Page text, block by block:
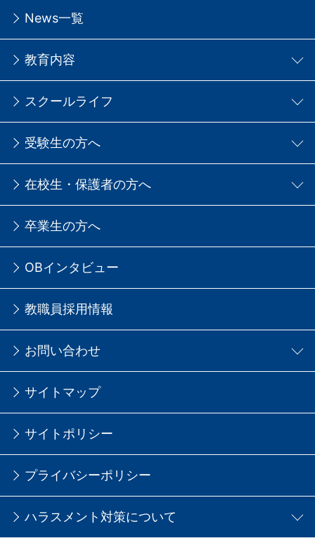
News一覧
教育内容
スクールライフ
受験生の方へ
在校生・保護者の方へ
卒業生の方へ
OBインタビュー
教職員採用情報
お問い合わせ
サイトマップ
サイトポリシー
プライバシーポリシー
ハラスメント対策について